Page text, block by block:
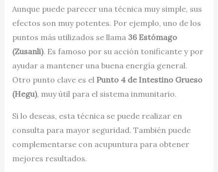
Aunque puede parecer una técnica muy simple, sus
efectos son muy potentes. Por ejemplo, uno de los
puntos más utilizados se llama 36 Estómago
(Zusanli). Es famoso por su acción tonificante y por
ayudar a mantener una buena energía general.
Otro punto clave es el Punto 4 de Intestino Grueso
(Hegu), muy útil para el sistema inmunitario.
Si lo deseas, esta técnica se puede realizar en
consulta para mayor seguridad. También puede
complementarse con acupuntura para obtener
mejores resultados.